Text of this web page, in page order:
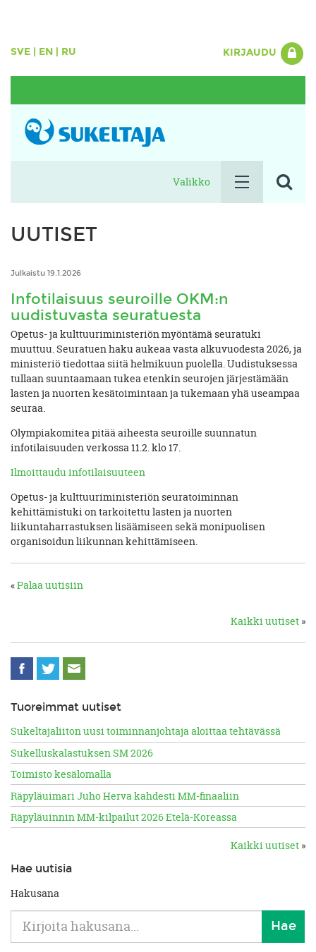
SVE EN RU KIRJAUDU
Valikko
UUTISET
Julkaistu 19.1.2026
Infotilaisuus seuroille OKM:n
uudistuvasta seuratuesta
Opetus- ja kulttuuriministeriön myöntämä seuratuki
muuttuu. Seuratuen haku aukeaa vasta alkuvuodesta 2026, ja
ministeriö tiedottaa siitä helmikuun puolella. Uudistuksessa
tullaan suuntaamaan tukea etenkin seurojen järjestämään
lasten ja nuorten kesätoimintaan ja tukemaan yhä useampaa
seuraa.
Olympiakomitea pitää aiheesta seuroille suunnatun
infotilaisuuden verkossa 11.2. klo 17.
Ilmoittaudu infotilaisuuteen
Opetus- ja kulttuuriministeriön seuratoiminnan
kehittämistuki on tarkoitettu lasten ja nuorten
liikuntaharrastuksen lisäämiseen sekä monipuolisen
organisoidun liikunnan kehittämiseen.
«Palaa uutisiin
Kaikki uutiset »
Tuoreimmat uutiset
Sukeltajaliiton uusi toiminnanjohtaja aloittaa tehtävässä
Sukelluskalastuksen SM 2026
Toimisto kesälomalla
Räpyläuimari Juho Herva kahdesti MM-finaaliin
Räpyläuinnin MM-kilpailut 2026 Etelä-Koreassa
Kaikki uutiset »
Hae uutisia
Hakusana